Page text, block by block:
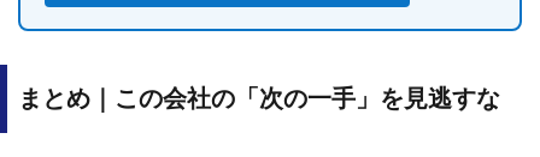
まとめ｜この会社の「次の一手」を見逃すな